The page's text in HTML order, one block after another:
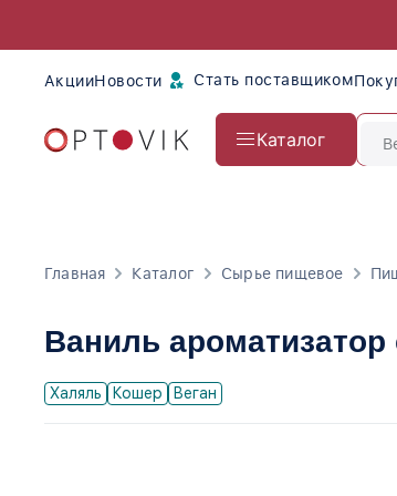
АкцииНовости Стать поставщиком
Каталог
Главная Каталог Сырье пищевое
Ваниль ароматизатор
Халяль Кошер Веган